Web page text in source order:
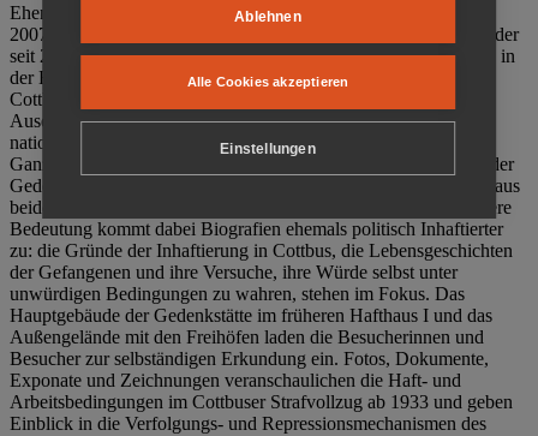
Ehemalige politische Häftlinge der DDR gründeten im Oktober
2007 den Verein Menschenrechtszentrum Cottbus e. V. (MRZ), der
seit 2011 Eigentümer des ehemaligen Gefängnisses (1860-2002) in
der Bautzener Straße und Träger der Gedenkstätte Zuchthaus
Cottbus ist. Im Zentrum der Arbeit der Gedenkstätte steht die
Auseinandersetzung mit politischem Unrecht während der
nationalsozialistischen Terrorherrschaft und der SED-Diktatur.
Ganzjährig zeigen mehrere Dauer- und Sonderausstellungen in der
Gedenkstätte Zuchthaus Cottbus Beispiele politischen Unrechts aus
beiden deutschen Diktaturen des 20. Jahrhunderts. Eine besondere
Bedeutung kommt dabei Biografien ehemals politisch Inhaftierter
zu: die Gründe der Inhaftierung in Cottbus, die Lebensgeschichten
der Gefangenen und ihre Versuche, ihre Würde selbst unter
unwürdigen Bedingungen zu wahren, stehen im Fokus. Das
Hauptgebäude der Gedenkstätte im früheren Hafthaus I und das
Außengelände mit den Freihöfen laden die Besucherinnen und
Besucher zur selbständigen Erkundung ein. Fotos, Dokumente,
Exponate und Zeichnungen veranschaulichen die Haft- und
Arbeitsbedingungen im Cottbuser Strafvollzug ab 1933 und geben
Einblick in die Verfolgungs- und Repressionsmechanismen des
Ablehnen
Alle Cookies akzeptieren
Einstellungen